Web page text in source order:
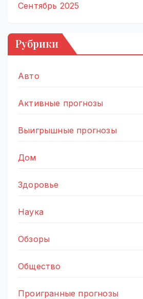
Сентябрь 2025
Рубрики
Авто
Активные прогнозы
Выигрышные прогнозы
Дом
Здоровье
Наука
Обзоры
Общество
Проигранные прогнозы